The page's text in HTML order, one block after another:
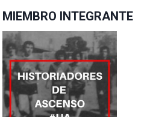
MIEMBRO INTEGRANTE